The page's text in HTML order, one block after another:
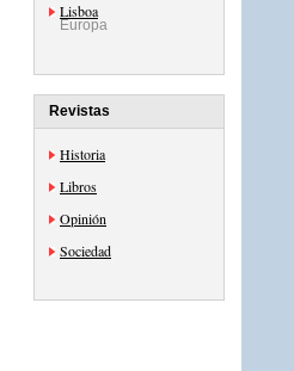
Lisboa
Europa
Revistas
Historia
Libros
Opinión
Sociedad